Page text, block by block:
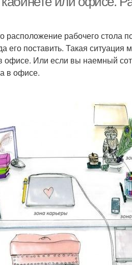
расположение рабочего стола
его поставить. Такая ситуация
Или если вы наемный
в офисе.